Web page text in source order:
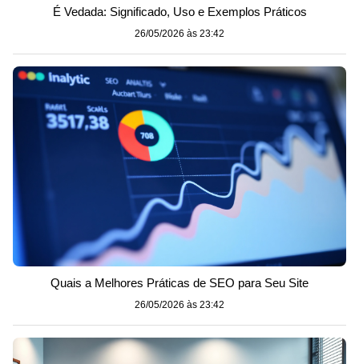
É Vedada: Significado, Uso e Exemplos Práticos
26/05/2026 às 23:42
Quais a Melhores Práticas de SEO para Seu Site
26/05/2026 às 23:42